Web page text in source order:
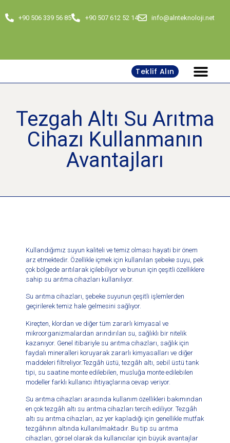
+90 506 339 56 85 +90 507 612 52 14 info@alnteknoloji.net
Teklif Alın
Tezgah Altı Su Arıtma
Cihazı Kullanmanın
Avantajları
Kullandığımız suyun kaliteli ve temiz olması hayati bir önem
arz etmektedir. Özellikle içmek için kullanılan şebeke suyu, pek
çok bölgede arıtılarak içilebiliyor ve bunun için çeşitli özelliklere
sahip su arıtma cihazları kullanılıyor.
Su arıtma cihazları, şebeke suyunun çeşitli işlemlerden
geçirilerek temiz hale gelmesini sağlıyor.
Kireçten, klordan ve diğer tüm zararlı kimyasal ve
mikroorganizmalardan arındırılan su, sağlıklı bir nitelik
kazanıyor. Genel itibariyle su arıtma cihazları, sağlık için
faydalı mineralleri koruyarak zararlı kimyasalları ve diğer
maddeleri filtreliyor.Tezgâh üstü, tezgâh altı, sebil üstü tank
tipi, su saatine monte edilebilen, musluğa monte edilebilen
modeller farklı kullanıcı ihtiyaçlarına cevap veriyor.
Su arıtma cihazları arasında kullanım özellikleri bakımından
en çok tezgâh altı su arıtma cihazları tercih ediliyor. Tezgâh
altı su arıtma cihazları, az yer kapladığı için genellikle mutfak
tezgâhının altında kullanılmaktadır. Bu tip su arıtma
cihazları, görsel olarak da kullanıcılar için büyük avantajlar